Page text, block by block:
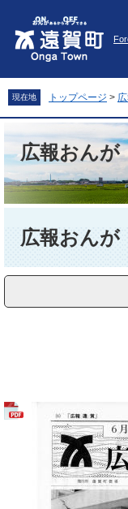
先
頭
を
飛
文
へ
現在地 トップページ >
広報おんが
広報おん